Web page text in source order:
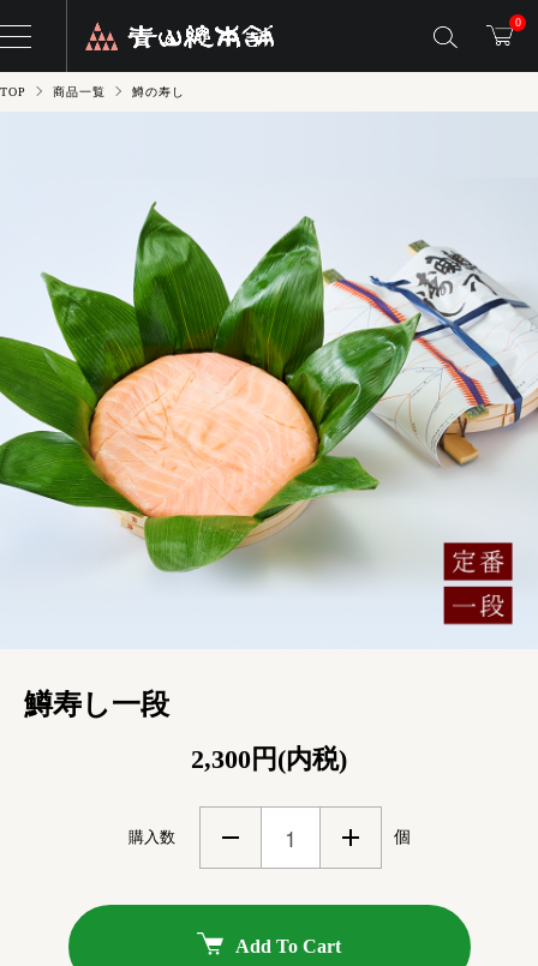
0
TOP 商品一覧 鱒の寿し
鱒寿し一段
2,300円(内税)
購入数 個
Add To Cart